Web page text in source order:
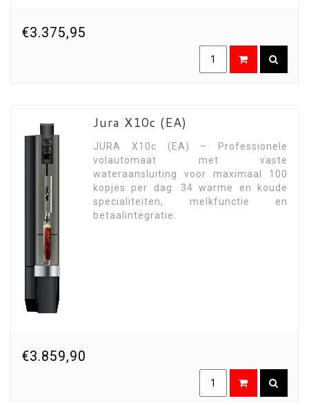
€3.375,95
Jura X10c (EA)
JURA X10c (EA) – Professionele
volautomaat met vaste
wateraansluiting voor maximaal 100
kopjes per dag. 34 warme en koude
specialiteiten, melkfunctie en
betaalintegratie.
€3.859,90